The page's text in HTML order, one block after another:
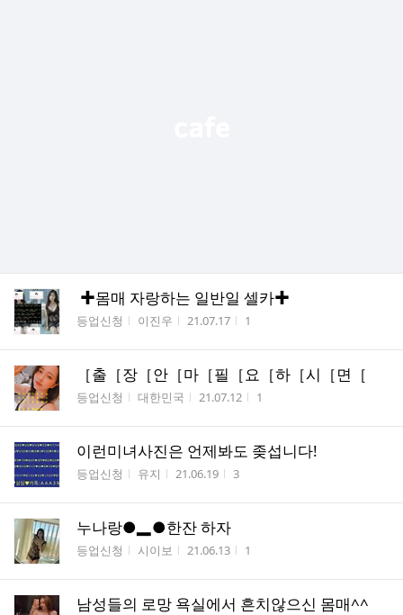
✚몸매 자랑하는 일반일 셀카✚
게시판명
등업신청 작성자
이진우 작성시간
21.07.17 조회수
1
［출［장［안［마［필［요［하［시［면［
게시판명
등업신청 작성자
대한민국 작성시간
21.07.12 조회수
1
이런미녀사진은 언제봐도 좆섭니다!
게시판명
등업신청 작성자
유지 작성시간
21.06.19 조회수
3
누나랑●▂●한잔 하자
게시판명
등업신청 작성자
시이보 작성시간
21.06.13 조회수
1
남성들의 로망 욕실에서 흔치않으신 몸매^^